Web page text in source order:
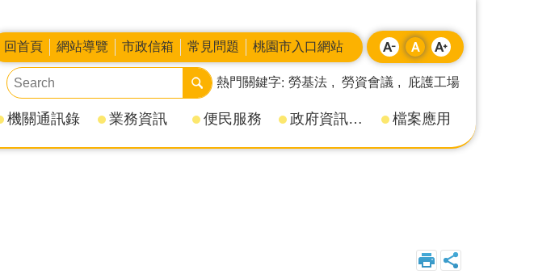
回首頁 網站導覽 市政信箱 常見問題 桃園市入口網站
熱門關鍵字 勞基法 勞資會議 庇護工場
機關通訊錄 業務資訊 便民服務 政府資訊公開 檔案應用